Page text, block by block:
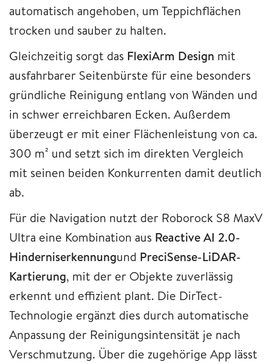
automatisch angehoben, um Teppichflächen
trocken und sauber zu halten.
Gleichzeitig sorgt das FlexiArm Design mit
ausfahrbarer Seitenbürste für eine besonders
gründliche Reinigung entlang von Wänden und
in schwer erreichbaren Ecken. Außerdem
überzeugt er mit einer Flächenleistung von ca.
300 m² und setzt sich im direkten Vergleich
mit seinen beiden Konkurrenten damit deutlich
ab.
Für die Navigation nutzt der Roborock S8 MaxV
Ultra eine Kombination aus Reactive AI 2.0-
Hinderniserkennungund PreciSense-LiDAR-
Kartierung, mit der er Objekte zuverlässig
erkennt und effizient plant. Die DirTect-
Technologie ergänzt dies durch automatische
Anpassung der Reinigungsintensität je nach
Verschmutzung. Über die zugehörige App lässt